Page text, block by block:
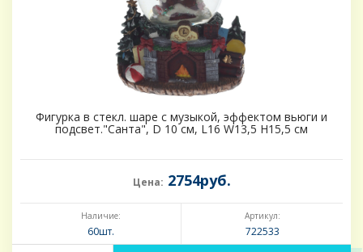
Фигурка в стекл. шаре с музыкой, эффектом вьюги и
подсвет."Санта", D 10 см, L16 W13,5 H15,5 см
Цена: 2754руб.
Наличие:
60шт.
Артикул:
722533